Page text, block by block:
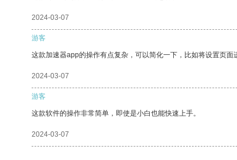
2024-03-07
游客
这款加速器app的操作有点复杂，可以简化一下，比如将设置页面
2024-03-07
游客
这款软件的操作非常简单，即使是小白也能快速上手。
2024-03-07